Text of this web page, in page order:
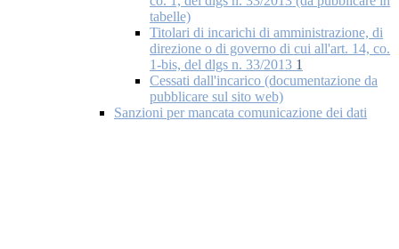
tabelle)
Titolari di incarichi di amministrazione, di
direzione o di governo di cui all'art. 14, co.
1-bis, del dlgs n. 33/2013 1
Cessati dall'incarico (documentazione da
pubblicare sul sito web)
Sanzioni per mancata comunicazione dei dati